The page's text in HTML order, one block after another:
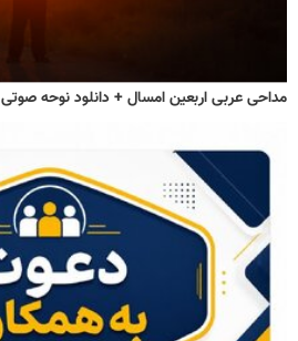
مداحی عربی اربعین امسال + دانلود نوحه صوتی ۱۴۰۵